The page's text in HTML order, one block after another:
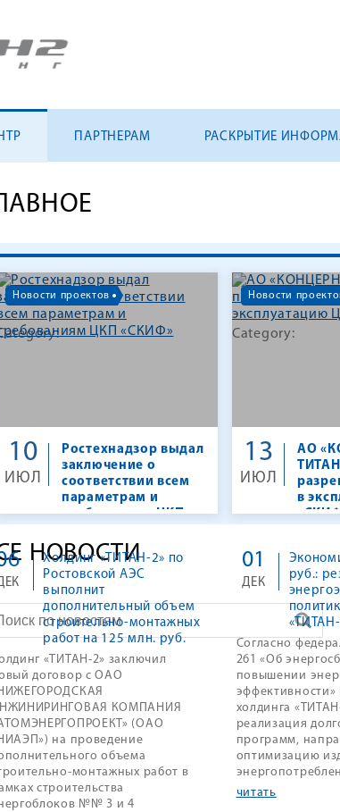
ПАРТНЕРАМ РАСКРЫТИЕ
Ростехнадзор выдал
заключение о
соответствии всем
параметрам и
требованиям ЦКП
10
ИЮЛ
Новости проектов
АО
в
13
ИЮЛ
Category:
Новости
НОВОСТИ
Холдинг «ТИТАН-2» по
Ростовской АЭС
выполнит
дополнительный объем
строительно-монтажных
работ на 125 млн. руб.
«ТИТАН-2» заключил
договор с ОАО
КОМПАНИЯ
(ОАО
на проведение
объема
монтажных работ в
строительства
№№ 3 и 4
руб.:
01
ДЕК
Согласно
261 «Об
повышении
эффективности»
холдинга
реализация
программ,
оптимизацию
читать